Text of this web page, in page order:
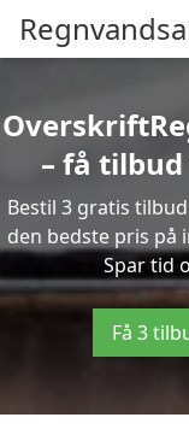
– få
Bestil 3 gratis
den bedste pris på
Spar tid
Få 3